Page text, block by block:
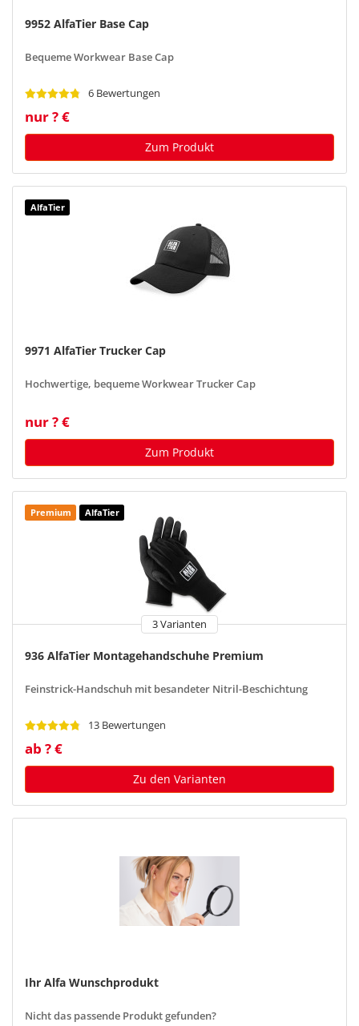
9952 AlfaTier Base Cap
Bequeme Workwear Base Cap
6 Bewertungen
nur ? €
Zum Produkt
AlfaTier
9971 AlfaTier Trucker Cap
Hochwertige, bequeme Workwear Trucker Cap
nur ? €
Zum Produkt
Premium AlfaTier
3 Varianten
936 AlfaTier Montagehandschuhe Premium
Feinstrick-Handschuh mit besandeter Nitril-Beschichtung
13 Bewertungen
ab ? €
Zu den Varianten
Ihr Alfa Wunschprodukt
Nicht das passende Produkt gefunden?